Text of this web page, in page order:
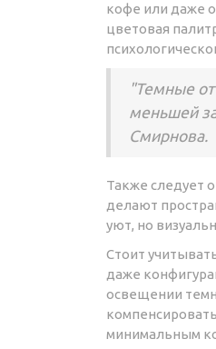
кофе или даже
цветовая
"Темные
меньшей
Смирнова.
Также следует
делают
уют, но
Стоит
даже
освещении
минимальным